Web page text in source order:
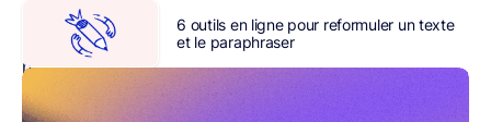
Servant
nombreux
objectifs
6 outils en ligne pour reformuler un texte
et le paraphraser